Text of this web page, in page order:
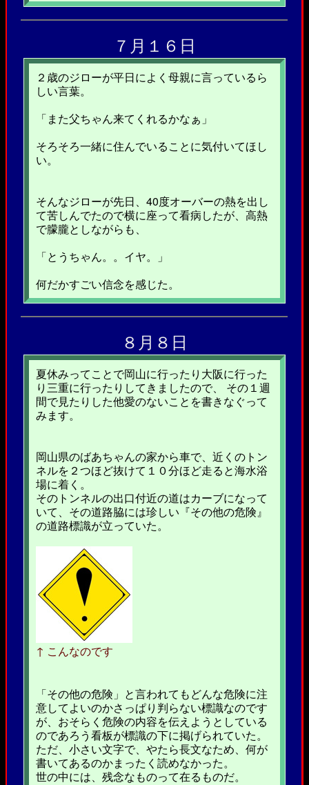
７月１６日
２歳のジローが平日によく母親に言っているら
しい言葉。
「また父ちゃん来てくれるかなぁ」
そろそろ一緒に住んでいることに気付いてほし
い。
そんなジローが先日、40度オーバーの熱を出し
て苦しんでたので横に座って看病したが、高熱
で朦朧としながらも、
「とうちゃん。。イヤ。」
何だかすごい信念を感じた。
８月８日
夏休みってことで岡山に行ったり大阪に行った
り三重に行ったりしてきましたので、 その１週
間で見たりした他愛のないことを書きなぐって
みます。
岡山県のばあちゃんの家から車で、近くのトン
ネルを２つほど抜けて１０分ほど走ると海水浴
場に着く。
そのトンネルの出口付近の道はカーブになって
いて、その道路脇には珍しい『その他の危険』
の道路標識が立っていた。
↑ こんなのです
「その他の危険」と言われてもどんな危険に注
意してよいのかさっぱり判らない標識なのです
が、おそらく危険の内容を伝えようとしている
のであろう看板が標識の下に掲げられていた。
ただ、小さい文字で、やたら長文なため、何が
書いてあるのかまったく読めなかった。
世の中には、残念なものって在るものだ。